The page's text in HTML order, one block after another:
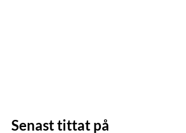
Senast tittat på